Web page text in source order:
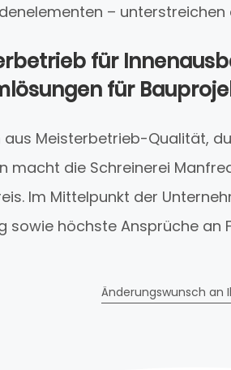
– unterstreichen
für
für
aus Meisterbetrieb-Qualität,
macht die Schreinerei
Im Mittelpunkt der
sowie höchste Ansprüche an
Änderungswunsch an